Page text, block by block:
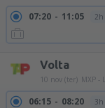
07:20 11:05
Volta
10 nov (ter) MXP -
06:15 08:20